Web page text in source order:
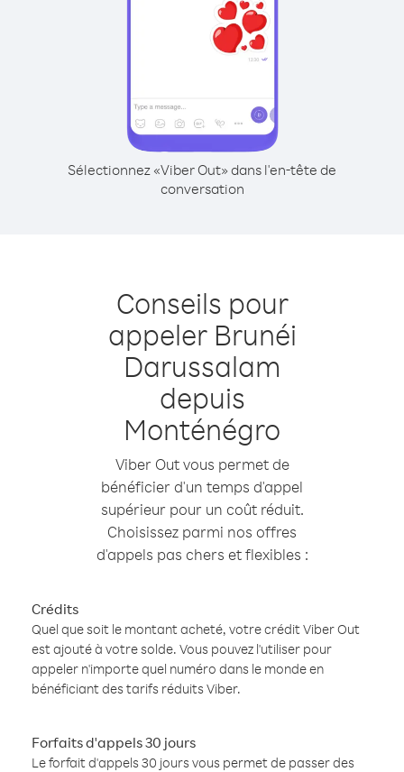
Sélectionnez «Viber Out» dans l'en-tête de
conversation
Conseils pour
appeler Brunéi
Darussalam
depuis
Monténégro
Viber Out vous permet de
bénéficier d'un temps d'appel
supérieur pour un coût réduit.
Choisissez parmi nos offres
d'appels pas chers et flexibles :
Crédits
Quel que soit le montant acheté, votre crédit Viber Out
est ajouté à votre solde. Vous pouvez l'utiliser pour
appeler n'importe quel numéro dans le monde en
bénéficiant des tarifs réduits Viber.
Forfaits d'appels 30 jours
Le forfait d'appels 30 jours vous permet de passer des